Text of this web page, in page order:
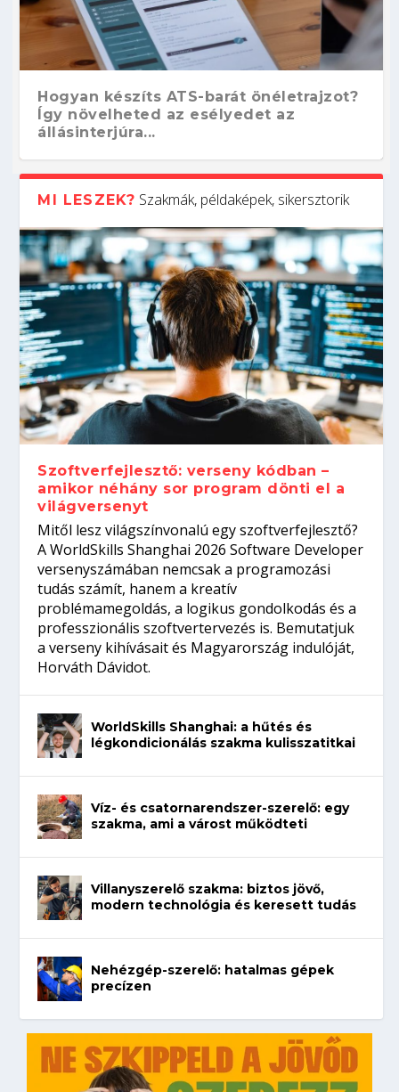
Hogyan készíts ATS-barát önéletrajzot?
Így növelheted az esélyedet az
állásinterjúra...
Kitalálod, mire használják ezeket a
gépeket?
Nem sikerült az egyetemi felvételi?
Tanulj szakmát!
Szoftverfejlesztő: verseny kódban –
amikor néhány sor program dönti el a
világversenyt...
Digitális detox – hogyan kapcsolódj ki
telefon nélkül?
MI LESZEK? Szakmák, példaképek, sikersztorik
Szoftverfejlesztő: verseny kódban –
amikor néhány sor program dönti el a
világversenyt
Mitől lesz világszínvonalú egy szoftverfejlesztő?
A WorldSkills Shanghai 2026 Software Developer
versenyszámában nemcsak a programozási
tudás számít, hanem a kreatív
problémamegoldás, a logikus gondolkodás és a
professzionális szoftvertervezés is. Bemutatjuk
a verseny kihívásait és Magyarország indulóját,
Horváth Dávidot.
WorldSkills Shanghai: a hűtés és
légkondicionálás szakma kulisszatitkai
Víz- és csatornarendszer-szerelő: egy
szakma, ami a várost működteti
Villanyszerelő szakma: biztos jövő,
modern technológia és keresett tudás
Nehézgép-szerelő: hatalmas gépek
precízen